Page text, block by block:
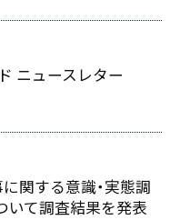
ニュースレター
関する意識・実態調
いて調査結果を発表